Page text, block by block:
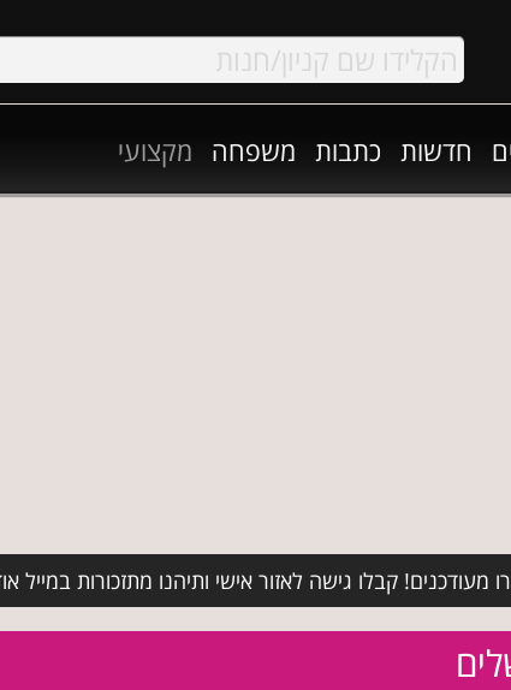
חדשות כתבות משפחה מקצועי
קבלו גישה לאזור אישי ותיהנו מתזכורות במייל